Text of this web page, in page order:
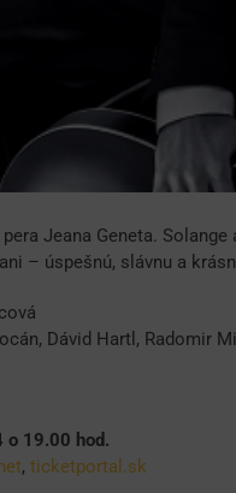
Jeana Geneta.
– úspešnú, slávnu a
Dávid Hartl, Radomir
o 19.00 hod.
, ticketportal.sk